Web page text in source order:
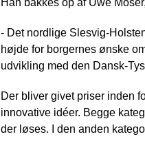
Han bakkes op af Uwe
- Det nordlige Slesvig-
højde for borgernes ønske
udvikling med den Dansk-
Der bliver givet priser inden
innovative idéer. Begge
der løses. I den anden